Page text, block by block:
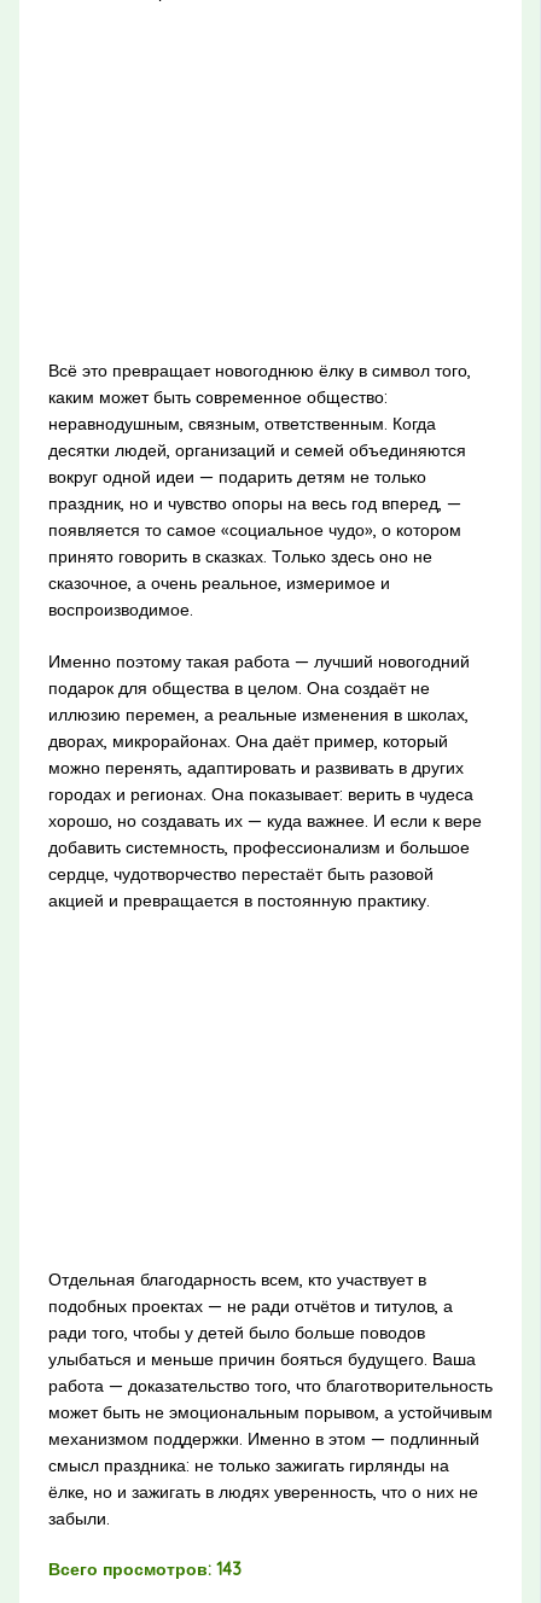
Всё это превращает новогоднюю ёлку в символ того,
каким может быть современное общество:
неравнодушным, связным, ответственным. Когда
десятки людей, организаций и семей объединяются
вокруг одной идеи — подарить детям не только
праздник, но и чувство опоры на весь год вперед, —
появляется то самое «социальное чудо», о котором
принято говорить в сказках. Только здесь оно не
сказочное, а очень реальное, измеримое и
воспроизводимое.
Именно поэтому такая работа — лучший новогодний
подарок для общества в целом. Она создаёт не
иллюзию перемен, а реальные изменения в школах,
дворах, микрорайонах. Она даёт пример, который
можно перенять, адаптировать и развивать в других
городах и регионах. Она показывает: верить в чудеса
хорошо, но создавать их — куда важнее. И если к вере
добавить системность, профессионализм и большое
сердце, чудотворчество перестаёт быть разовой
акцией и превращается в постоянную практику.
Отдельная благодарность всем, кто участвует в
подобных проектах — не ради отчётов и титулов, а
ради того, чтобы у детей было больше поводов
улыбаться и меньше причин бояться будущего. Ваша
работа — доказательство того, что благотворительность
может быть не эмоциональным порывом, а устойчивым
механизмом поддержки. Именно в этом — подлинный
смысл праздника: не только зажигать гирлянды на
ёлке, но и зажигать в людях уверенность, что о них не
забыли.
Всего просмотров: 143